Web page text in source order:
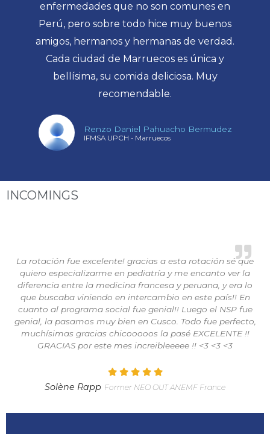
enfermedades que no son comunes en
Perú, pero sobre todo hice muy buenos
amigos, hermanos y hermanas de verdad.
Cada ciudad de Marruecos es única y
bellísima, su comida deliciosa. Muy
recomendable.
Renzo Daniel Pahuacho Bermudez
IFMSA UPCH - Marruecos
INCOMINGS
La rotación fue excelente! gracias a esta rotación sé que
quiero especializarme en pediatría y me encanto ver la
diferencia entre la medicina francesa y peruana, y era lo
que buscaba viniendo en intercambio en este país!! En
cuanto al programa social fue genial!! Luego el NSP fue
genial, la pasamos muy bien en Cusco. Todo fue perfecto,
muchísimas gracias chicooooos la pasé EXCELENTE !!
GRACIAS por este mes increibleeeee !! <3 <3 <3
Solène Rapp Former NEO OUT ANEMF France